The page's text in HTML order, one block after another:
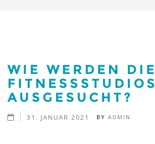
WIE WERDEN DIE
FITNESSSTUDIOS
AUSGESUCHT?
31. JANUAR 2021 BYADMIN